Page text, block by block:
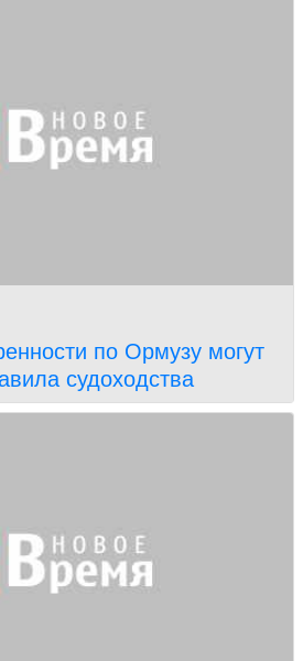
по Ормузу могут
судоходства